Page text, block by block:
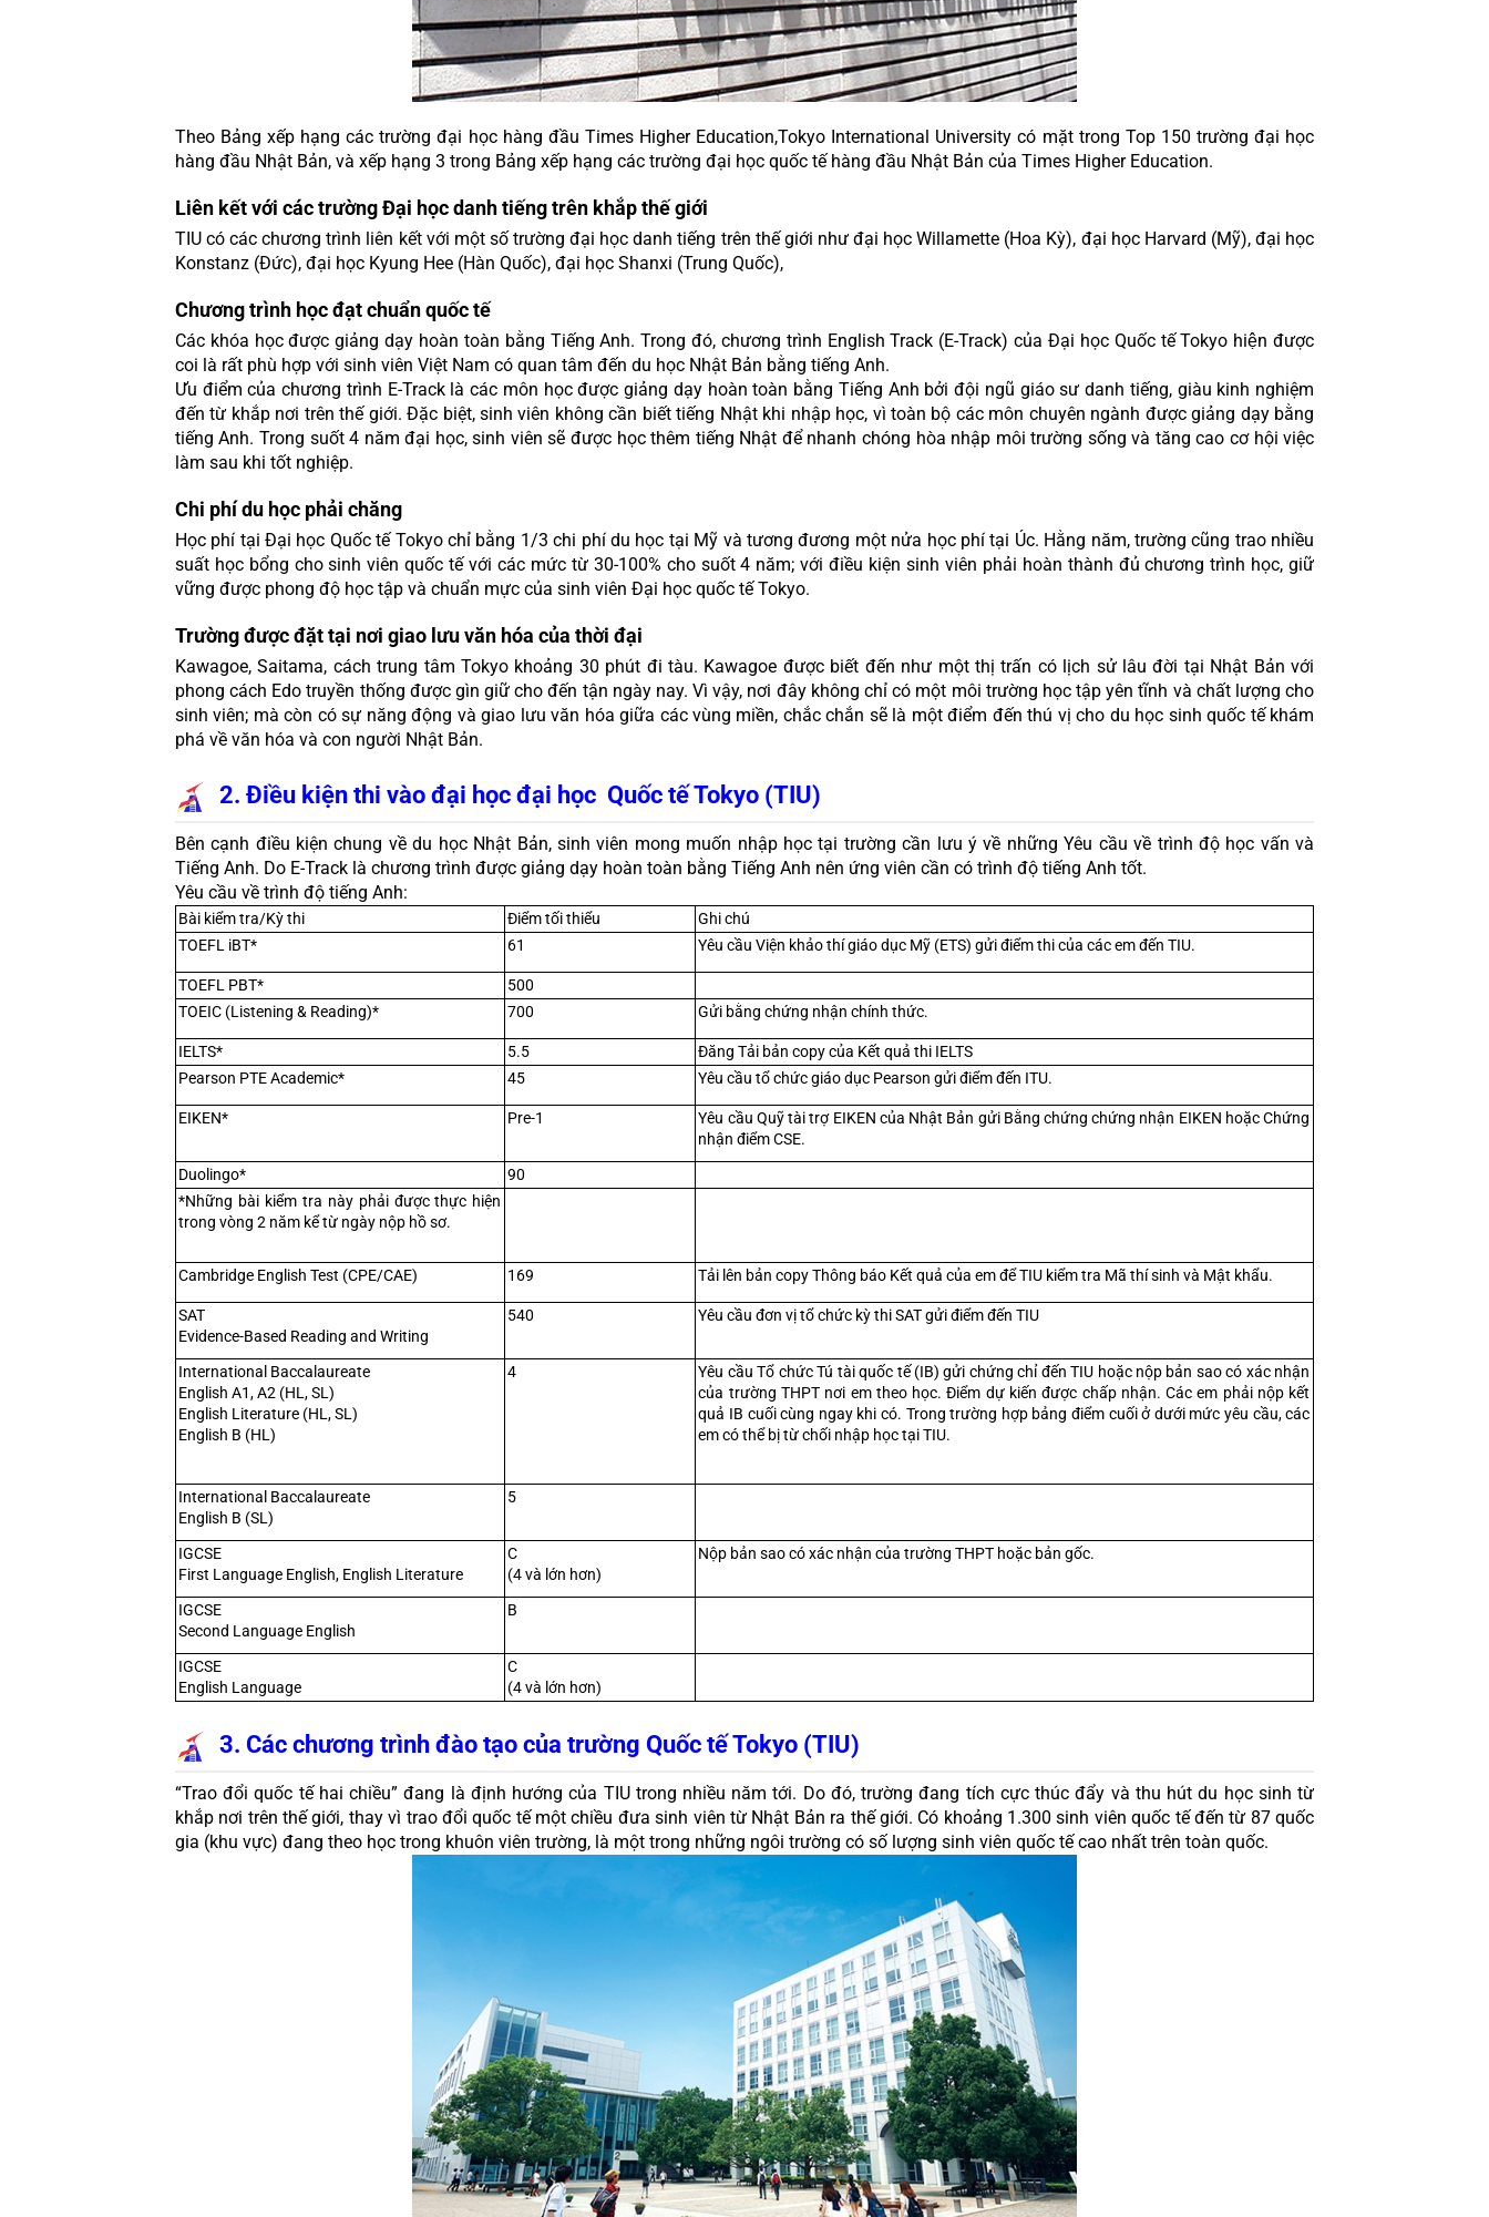
Theo Bảng xếp hạng các trường đại học hàng đầu Times Higher Education,Tokyo International University có mặt trong Top 150 trường đại học
hàng đầu Nhật Bản, và xếp hạng 3 trong Bảng xếp hạng các trường đại học quốc tế hàng đầu Nhật Bản của Times Higher Education.
Liên kết với các trường Đại học danh tiếng trên khắp thế giới
TIU có các chương trình liên kết với một số trường đại học danh tiếng trên thế giới như đại học Willamette (Hoa Kỳ), đại học Harvard (Mỹ), đại học
Konstanz (Đức), đại học Kyung Hee (Hàn Quốc), đại học Shanxi (Trung Quốc),
Chương trình học đạt chuẩn quốc tế
Các khóa học được giảng dạy hoàn toàn bằng Tiếng Anh. Trong đó, chương trình English Track (E-Track) của Đại học Quốc tế Tokyo hiện được
coi là rất phù hợp với sinh viên Việt Nam có quan tâm đến du học Nhật Bản bằng tiếng Anh.
Ưu điểm của chương trình E-Track là các môn học được giảng dạy hoàn toàn bằng Tiếng Anh bởi đội ngũ giáo sư danh tiếng, giàu kinh nghiệm
đến từ khắp nơi trên thế giới. Đặc biệt, sinh viên không cần biết tiếng Nhật khi nhập học, vì toàn bộ các môn chuyên ngành được giảng dạy bằng
tiếng Anh. Trong suốt 4 năm đại học, sinh viên sẽ được học thêm tiếng Nhật để nhanh chóng hòa nhập môi trường sống và tăng cao cơ hội việc
làm sau khi tốt nghiệp.
Chi phí du học phải chăng
Học phí tại Đại học Quốc tế Tokyo chỉ bằng 1/3 chi phí du học tại Mỹ và tương đương một nửa học phí tại Úc. Hằng năm, trường cũng trao nhiều
suất học bổng cho sinh viên quốc tế với các mức từ 30-100% cho suốt 4 năm; với điều kiện sinh viên phải hoàn thành đủ chương trình học, giữ
vững được phong độ học tập và chuẩn mực của sinh viên Đại học quốc tế Tokyo.
Trường được đặt tại nơi giao lưu văn hóa của thời đại
Kawagoe, Saitama, cách trung tâm Tokyo khoảng 30 phút đi tàu. Kawagoe được biết đến như một thị trấn có lịch sử lâu đời tại Nhật Bản với
phong cách Edo truyền thống được gìn giữ cho đến tận ngày nay. Vì vậy, nơi đây không chỉ có một môi trường học tập yên tĩnh và chất lượng cho
sinh viên; mà còn có sự năng động và giao lưu văn hóa giữa các vùng miền, chắc chắn sẽ là một điểm đến thú vị cho du học sinh quốc tế khám
phá về văn hóa và con người Nhật Bản.
2. Điều kiện thi vào đại học đại học  Quốc tế Tokyo (TIU)
Bên cạnh điều kiện chung về du học Nhật Bản, sinh viên mong muốn nhập học tại trường cần lưu ý về những Yêu cầu về trình độ học vấn và
Tiếng Anh. Do E-Track là chương trình được giảng dạy hoàn toàn bằng Tiếng Anh nên ứng viên cần có trình độ tiếng Anh tốt.
Yêu cầu về trình độ tiếng Anh:
Bài kiểm tra/Kỳ thi Điểm tối thiểu
Ghi chú
TOEFL iBT*
61 Yêu cầu Viện khảo thí giáo dục Mỹ (ETS) gửi điểm thi của các em đến TIU.
TOEFL PBT*
500
TOEIC (Listening & Reading)*
700 Gửi bằng chứng nhận chính thức.
IELTS* 5.5
Đăng Tải bản copy của Kết quả thi IELTS
Pearson PTE Academic*
45 Yêu cầu tổ chức giáo dục Pearson gửi điểm đến ITU.
EIKEN* Pre-1
Yêu cầu Quỹ tài trợ EIKEN của Nhật Bản gửi Bằng chứng chứng nhận EIKEN hoặc Chứng
nhận điểm CSE.
Duolingo*
90
*Những bài kiểm tra này phải được thực hiện
trong vòng 2 năm kể từ ngày nộp hồ sơ.
Cambridge English Test (CPE/CAE) 169 Tải lên bản copy Thông báo Kết quả của em để TIU kiểm tra Mã thí sinh và Mật khẩu.
SAT
Evidence-Based Reading and Writing
540 Yêu cầu đơn vị tổ chức kỳ thi SAT gửi điểm đến TIU
International Baccalaureate
English A1, A2 (HL, SL)
English Literature (HL, SL)
English B (HL)
4
Yêu cầu Tổ chức Tú tài quốc tế (IB) gửi chứng chỉ đến TIU hoặc nộp bản sao có xác nhận
của trường THPT nơi em theo học. Điểm dự kiến được chấp nhận. Các em phải nộp kết
quả IB cuối cùng ngay khi có. Trong trường hợp bảng điểm cuối ở dưới mức yêu cầu, các
em có thể bị từ chối nhập học tại TIU.
International Baccalaureate
English B (SL)
5
IGCSE
First Language English, English Literature
C
(4 và lớn hơn)
Nộp bản sao có xác nhận của trường THPT hoặc bản gốc.
IGCSE
Second Language English
B
IGCSE
English Language
C
(4 và lớn hơn)
3. Các chương trình đào tạo của trường Quốc tế Tokyo (TIU)
“Trao đổi quốc tế hai chiều” đang là định hướng của TIU trong nhiều năm tới. Do đó, trường đang tích cực thúc đẩy và thu hút du học sinh từ
khắp nơi trên thế giới, thay vì trao đổi quốc tế một chiều đưa sinh viên từ Nhật Bản ra thế giới. Có khoảng 1.300 sinh viên quốc tế đến từ 87 quốc
gia (khu vực) đang theo học trong khuôn viên trường, là một trong những ngôi trường có số lượng sinh viên quốc tế cao nhất trên toàn quốc.